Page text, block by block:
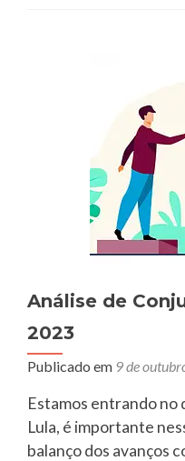
Análise de
2023
Publicado em 9 de
Estamos entrando no
Lula, é importante
balanço dos avanços